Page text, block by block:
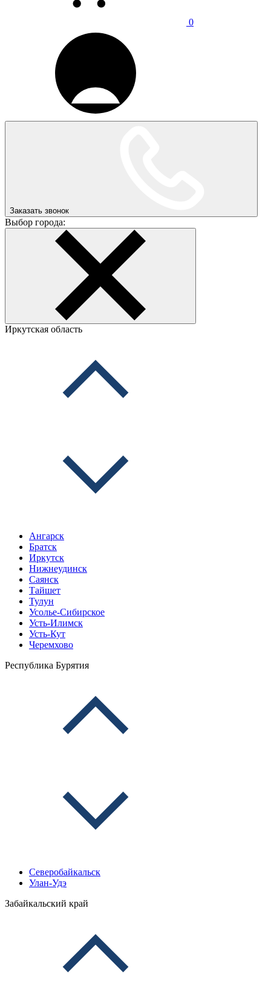
0
Заказать звонок
Выбор города:
Иркутская область
Ангарск
Братск
Иркутск
Нижнеудинск
Саянск
Тайшет
Тулун
Усолье-Сибирское
Усть-Илимск
Усть-Кут
Черемхово
Республика Бурятия
Северобайкальск
Улан-Удэ
Забайкальский край